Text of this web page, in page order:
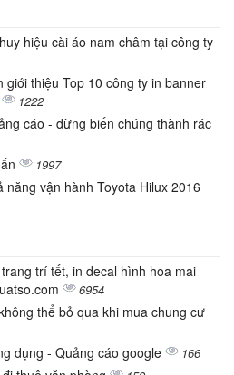
hiệu cài áo nam châm tại công ty
giới thiệu Top 10 công ty in banner
1222
cáo - đừng biến chúng thành rác
1997
năng vận hành Toyota Hilux 2016
trí tết, in decal hình hoa mai
6954
thể bỏ qua khi mua chung cư
dụng - Quảng cáo google 166